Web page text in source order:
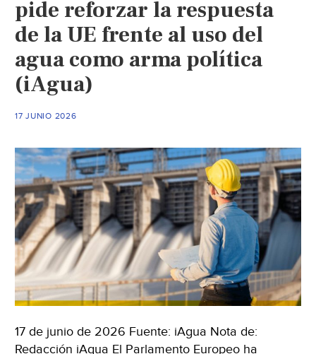
pide reforzar la respuesta
de la UE frente al uso del
agua como arma política
(iAgua)
17 JUNIO 2026
17 de junio de 2026 Fuente: iAgua Nota de:
Redacción iAgua El Parlamento Europeo ha